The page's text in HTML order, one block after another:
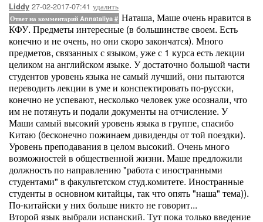
Liddy 27-02-2017-07:41 удалить
Ответ на комментарий Annataliya # Наташа, Маше очень нравится в
КФУ. Предметы интересные (в большинстве своем. Есть
конечно и не очень, но они скоро закончатся). Много
предметов, связанных с языком, уже с 1 курса есть лекции
целиком на английском языке. У достаточно большой части
студентов уровень языка не самый лучший, они пытаются
переводить лекции в уме и конспектировать по-русски,
конечно не успевают, несколько человек уже осознали, что
им не потянуть и подали документы на отчисление. У
Маши самый высокий уровень языка в группе, спасибо
Китаю (бесконечно пожинаем дивиденды от той поездки).
Уровень преподавания в целом высокий. Очень много
возможностей в общественной жизни. Маше предложили
должность по направлению "работа с иностранными
студентами" в факультетском студ.комитете. Иностранные
студенты в основном китайцы, так что опять "наша" тема)).
По-китайски у них больше никто не говорит...
Второй язык выбрали испанский. Тут пока только введение